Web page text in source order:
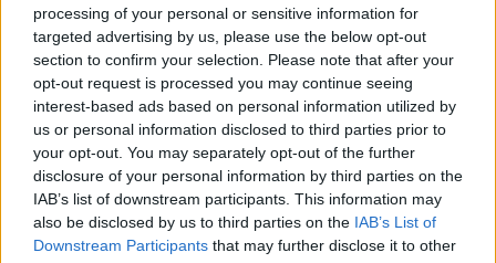
processing of your personal or sensitive information for
targeted advertising by us, please use the below opt-out
section to confirm your selection. Please note that after your
opt-out request is processed you may continue seeing
interest-based ads based on personal information utilized by
us or personal information disclosed to third parties prior to
your opt-out. You may separately opt-out of the further
disclosure of your personal information by third parties on the
IAB’s list of downstream participants. This information may
also be disclosed by us to third parties on the IAB’s List of
Downstream Participants that may further disclose it to other
Sondaj
Ce partid ați vota dacă alegerile parlamentare ar avea
loc duminica viitoare?
USR